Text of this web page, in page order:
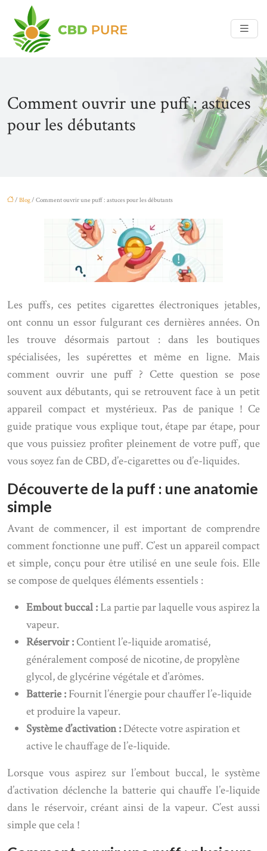
Comment ouvrir une puff : astuces
pour les débutants
/ Blog/ Comment ouvrir une puff : astuces pour les débutants
Les puffs, ces petites cigarettes électroniques jetables,
ont connu un essor fulgurant ces dernières années. On
les trouve désormais partout : dans les boutiques
spécialisées, les supérettes et même en ligne. Mais
comment ouvrir une puff ? Cette question se pose
souvent aux débutants, qui se retrouvent face à un petit
appareil compact et mystérieux. Pas de panique ! Ce
guide pratique vous explique tout, étape par étape, pour
que vous puissiez profiter pleinement de votre puff, que
vous soyez fan de CBD, d’e-cigarettes ou d’e-liquides.
Découverte de la puff : une anatomie
simple
Avant de commencer, il est important de comprendre
comment fonctionne une puff. C’est un appareil compact
et simple, conçu pour être utilisé en une seule fois. Elle
se compose de quelques éléments essentiels :
Embout buccal : La partie par laquelle vous aspirez la
vapeur.
Réservoir : Contient l’e-liquide aromatisé,
généralement composé de nicotine, de propylène
glycol, de glycérine végétale et d’arômes.
Batterie : Fournit l’énergie pour chauffer l’e-liquide
et produire la vapeur.
Système d’activation : Détecte votre aspiration et
active le chauffage de l’e-liquide.
Lorsque vous aspirez sur l’embout buccal, le système
d’activation déclenche la batterie qui chauffe l’e-liquide
dans le réservoir, créant ainsi de la vapeur. C’est aussi
simple que cela !